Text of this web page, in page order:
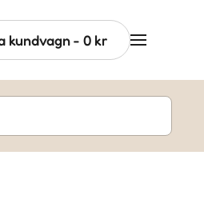
kundvagn- 0 kr